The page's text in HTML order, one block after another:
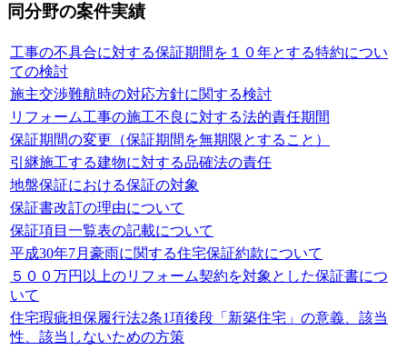
同分野の案件実績
工事の不具合に対する保証期間を１０年とする特約につい
ての検討
施主交渉難航時の対応方針に関する検討
リフォーム工事の施工不良に対する法的責任期間
保証期間の変更（保証期間を無期限とすること）
引継施工する建物に対する品確法の責任
地盤保証における保証の対象
保証書改訂の理由について
保証項目一覧表の記載について
平成30年7月豪雨に関する住宅保証約款について
５００万円以上のリフォーム契約を対象とした保証書につ
いて
住宅瑕疵担保履行法2条1項後段「新築住宅」の意義、該当
性、該当しないための方策